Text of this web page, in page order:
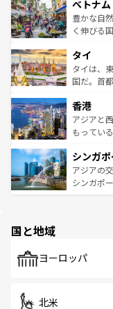
参照してほ
容にもい
照してほ
き、地方
できる。
まで、さ
リティに
覧を参照
ベトナム
豊かな自
く伸びる
急速な発
ーチミン
醸し出し
とつ。フ
ひ現地で
が旅行者
参照してほ
タイ
タイは、
国だ。首
の活気が
帯で自然
いビーチ
激する。
が待って
た文化、
香港
アジアと
もってい
み、どこ
ており、
うな絶景
シンガ
アジアの
シンガポ
で、ホー
国と地域
ヨーロッパ
北米